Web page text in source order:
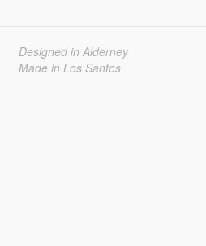
Designed in Alderney
Made in Los Santos